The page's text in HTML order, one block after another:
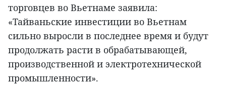
торговцев во Вьетнаме заявила:
«Тайваньские инвестиции во Вьетнам
сильно выросли в последнее время и будут
продолжать расти в обрабатывающей,
производственной и электротехнической
промышленности».